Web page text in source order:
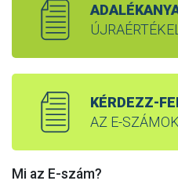
KÉRDEZZ-
AZ E-
Mi az E-szám?